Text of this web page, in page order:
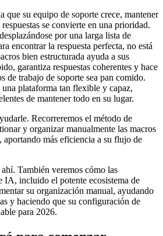
que su equipo de soporte crece, mantener
se convierte en una prioridad.
por una larga lista de
encontrar la respuesta perfecta, no está
bien estructurada ayuda a sus
garantiza respuestas coherentes y hace
de trabajo de soporte sea pan comido.
plataforma tan flexible y capaz,
de mantener todo en su lugar.
Recorreremos el método de
y organizar manualmente las macros
aportando más eficiencia a su flujo de
También veremos cómo las
IA, incluido el potente ecosistema de
su organización manual, ayudando
y haciendo que su configuración de
para 2026.